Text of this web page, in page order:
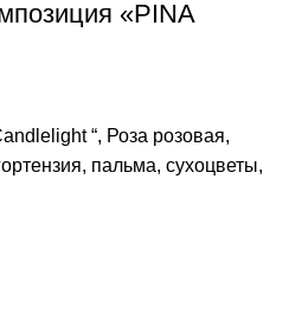
«PINA
“, Роза розовая,
пальма, сухоцветы,